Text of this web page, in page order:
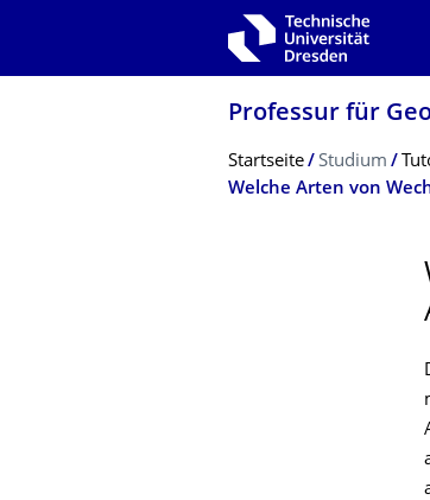
Zur Hauptnavigation springen
Professur für
Breadcrumb-Menü
Startseite Studium